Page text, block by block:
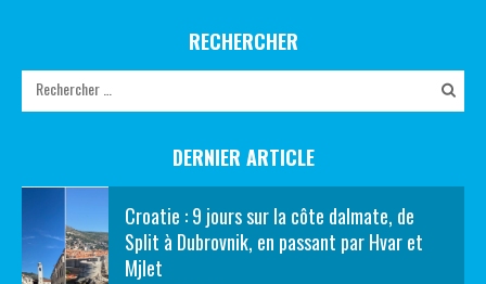
RECHERCHER
DERNIER ARTICLE
Croatie : 9 jours sur la côte dalmate, de
Split à Dubrovnik, en passant par Hvar et
Mjlet